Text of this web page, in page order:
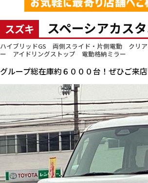
スズキ スペーシアカス
ハイブリッドGS 両側スライド・片側電動 クリ
ー アイドリングストップ 電動格納ミラー
グループ総在庫約６０００台！ぜひご来